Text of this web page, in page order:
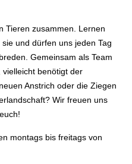
Tieren zusammen. Lernen
und dürfen uns jeden Tag
Gemeinsam als Team
benötigt der
Anstrich oder die Ziegen
Wir freuen uns
montags bis freitags von